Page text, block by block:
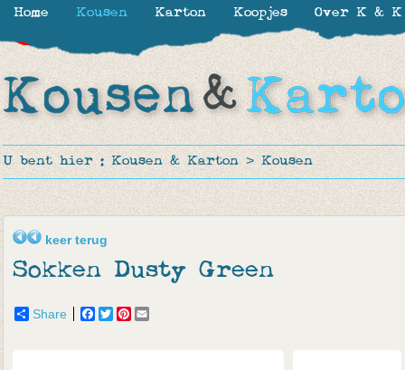
U bent hier : Kousen & Karton > Kousen
keer terug
Sokken Dusty Green
Share Facebook
TwitterPinterest
Home Kousen Karton Koopjes Over K & K